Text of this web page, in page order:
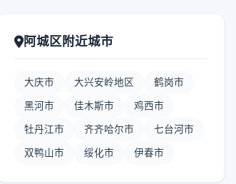
阿城区附近城市
大庆市 大兴安岭地区 鹤岗市
黑河市 佳木斯市 鸡西市
牡丹江市 齐齐哈尔市 七台河市
双鸭山市 绥化市 伊春市